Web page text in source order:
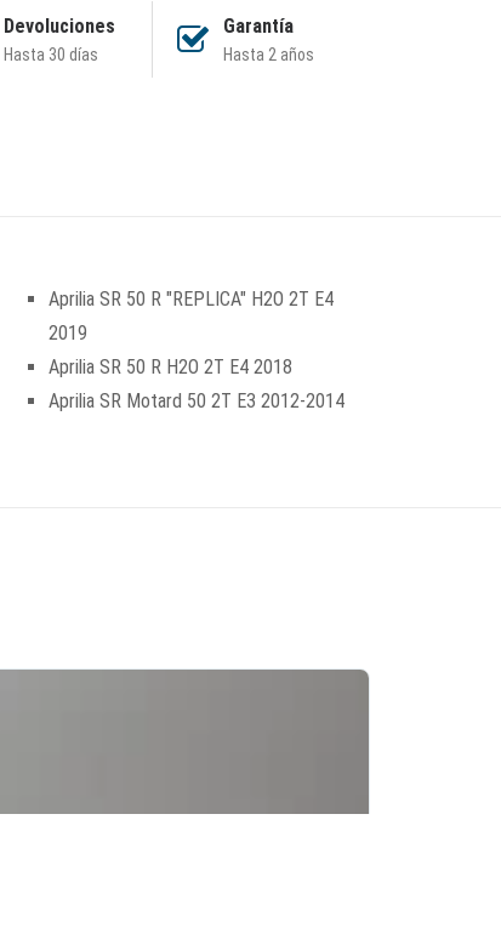
Devoluciones
Hasta 30 días
Garantía
Hasta 2 años
Aprilia SR 50 R "REPLICA" H2O 2T E4
2019
Aprilia SR 50 R H2O 2T E4 2018
Aprilia SR Motard 50 2T E3 2012-2014